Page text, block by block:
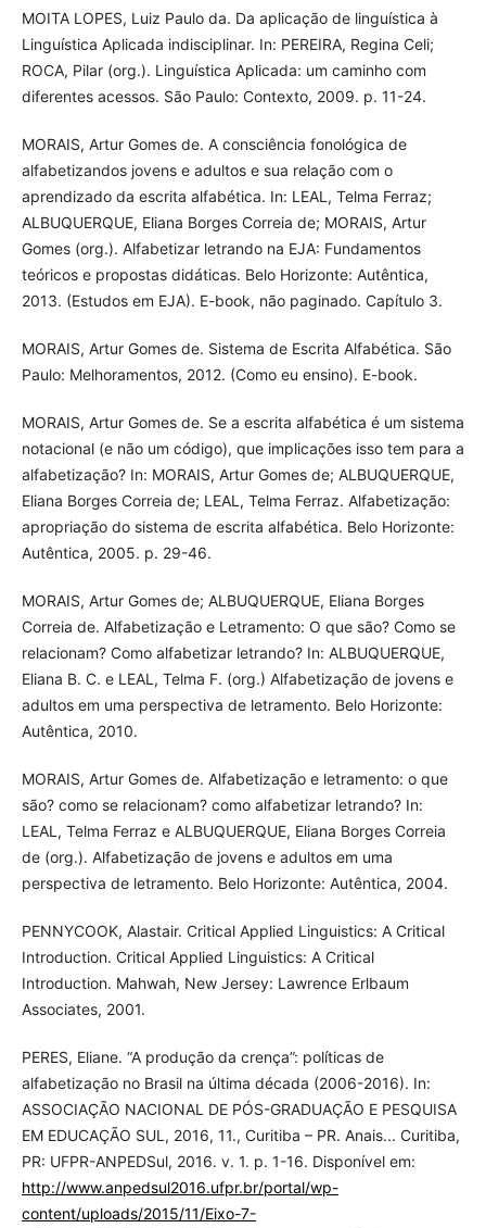
MOITA LOPES, Luiz Paulo da. Da aplicação de linguística à
Linguística Aplicada indisciplinar. In: PEREIRA, Regina Celi;
ROCA, Pilar (org.). Linguística Aplicada: um caminho com
diferentes acessos. São Paulo: Contexto, 2009. p. 11-24.
MORAIS, Artur Gomes de. A consciência fonológica de
alfabetizandos jovens e adultos e sua relação com o
aprendizado da escrita alfabética. In: LEAL, Telma Ferraz;
ALBUQUERQUE, Eliana Borges Correia de; MORAIS, Artur
Gomes (org.). Alfabetizar letrando na EJA: Fundamentos
teóricos e propostas didáticas. Belo Horizonte: Autêntica,
2013. (Estudos em EJA). E-book, não paginado. Capítulo 3.
MORAIS, Artur Gomes de. Sistema de Escrita Alfabética. São
Paulo: Melhoramentos, 2012. (Como eu ensino). E-book.
MORAIS, Artur Gomes de. Se a escrita alfabética é um sistema
notacional (e não um código), que implicações isso tem para a
alfabetização? In: MORAIS, Artur Gomes de; ALBUQUERQUE,
Eliana Borges Correia de; LEAL, Telma Ferraz. Alfabetização:
apropriação do sistema de escrita alfabética. Belo Horizonte:
Autêntica, 2005. p. 29-46.
MORAIS, Artur Gomes de; ALBUQUERQUE, Eliana Borges
Correia de. Alfabetização e Letramento: O que são? Como se
relacionam? Como alfabetizar letrando? In: ALBUQUERQUE,
Eliana B. C. e LEAL, Telma F. (org.) Alfabetização de jovens e
adultos em uma perspectiva de letramento. Belo Horizonte:
Autêntica, 2010.
MORAIS, Artur Gomes de. Alfabetização e letramento: o que
são? como se relacionam? como alfabetizar letrando? In:
LEAL, Telma Ferraz e ALBUQUERQUE, Eliana Borges Correia
de (org.). Alfabetização de jovens e adultos em uma
perspectiva de letramento. Belo Horizonte: Autêntica, 2004.
PENNYCOOK, Alastair. Critical Applied Linguistics: A Critical
Introduction. Critical Applied Linguistics: A Critical
Introduction. Mahwah, New Jersey: Lawrence Erlbaum
Associates, 2001.
PERES, Eliane. “A produção da crença”: políticas de
alfabetização no Brasil na última década (2006-2016). In:
ASSOCIAÇÃO NACIONAL DE PÓS-GRADUAÇÃO E PESQUISA
EM EDUCAÇÃO SUL, 2016, 11., Curitiba – PR. Anais... Curitiba,
PR: UFPR-ANPEDSul, 2016. v. 1. p. 1-16. Disponível em:
http://www.anpedsul2016.ufpr.br/portal/wp-
content/uploads/2015/11/Eixo-7-